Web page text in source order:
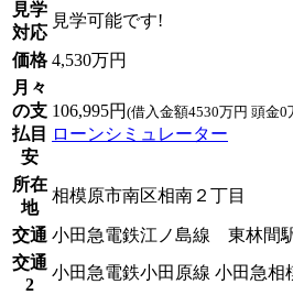
見学
対応
見学可能です!
価格 4,530万円
月々
の支
払目
安
106,995円 (借入金額4530万円 頭金0
ローンシミュレーター
所在
地
相模原市南区相南２丁目
交通 小田急電鉄江ノ島線 東林間
交通
2
小田急電鉄小田原線 小田急相